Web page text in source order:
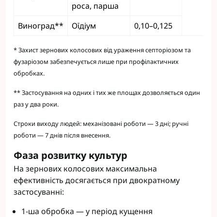
роса, парша
Виноград** Оїдіум 0,10–0,125
* Захист зернових колосових від ураження септоріозом та
фузаріозом забезпечується лише при профілактичних
обробках.
** Застосування на одних і тих же площах дозволяється один
раз у два роки.
Строки виходу людей: механізовані роботи — 3 дні; ручні
роботи — 7 днів після внесення.
Фаза розвитку культур
На зернових колосових максимальна
ефективність досягається при двократному
застосуванні:
1-ша обробка — у період кущення